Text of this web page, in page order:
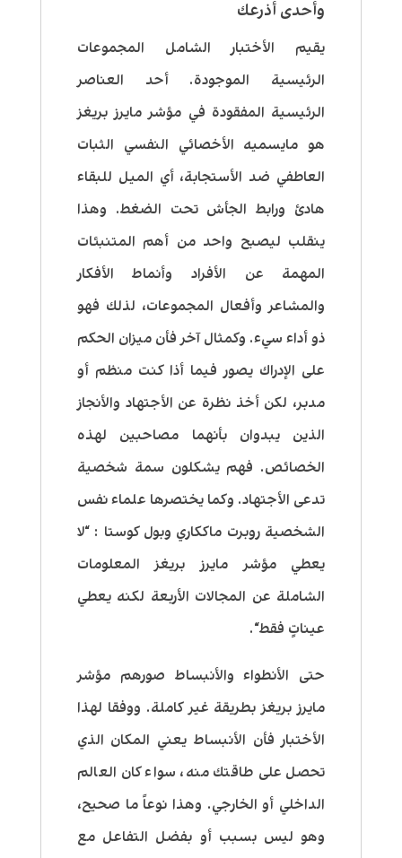
وأحدى أذرعك
يقيم الأختبار الشامل المجموعات
الرئيسية الموجودة. أحد العناصر
الرئيسية المفقودة في مؤشر مايرز بريغز
هو مايسميه الأخصائي النفسي الثبات
العاطفي ضد الأستجابة، أي الميل للبقاء
هادئ ورابط الجأش تحت الضغط. وهذا
ينقلب ليصبح واحد من أهم المتنبئات
المهمة عن الأفراد وأنماط الأفكار
والمشاعر وأفعال المجموعات، لذلك فهو
ذو أداء سيء. وكمثال آخر فأن ميزان الحكم
على الإدراك يصور فيما أذا كنت منظم أو
مدبر، لكن أخذ نظرة عن الأجتهاد والأنجاز
الذين يبدوان بأنهما مصاحبين لهذه
الخصائص. فهم يشكلون سمة شخصية
تدعى الأجتهاد. وكما يختصرها علماء نفس
الشخصية روبرت ماككاري وبول كوستا : “لا
يعطي مؤشر مايرز بريغز المعلومات
الشاملة عن المجالات الأربعة لكنهيعطي
عيناتٍ فقط“.
حتى الأنطواء والأنبساط صورهم مؤشر
مايرز بريغز بطريقة غير كاملة. ووفقا لهذا
الأختبار فأن الأنبساط يعني المكان الذي
تحصل على طاقتك منه، سواء كان العالم
الداخلي أو الخارجي. وهذا نوعاً ما صحيح،
وهو ليس بسبب أو بفضل التفاعل مع